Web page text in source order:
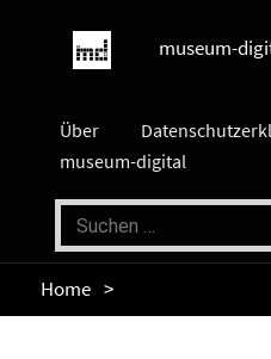
museum-
Über
museum-digital
Home